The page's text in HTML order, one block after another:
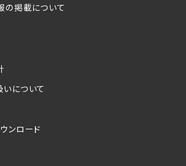
の掲載について
について
ンロード